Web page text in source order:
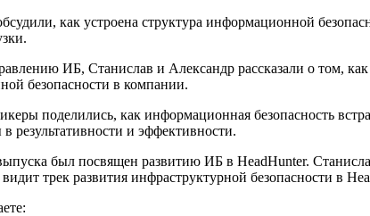
как устроена структура информационной
ИБ, Станислав и Александр рассказали о том,
безопасности в компании.
поделились, как информационная безопасность
результативности и эффективности.
был посвящен развитию ИБ в HeadHunter.
трек развития инфраструктурной безопасности в